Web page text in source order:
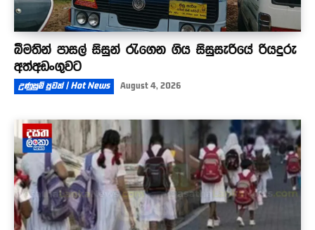
බීමතින් පාසල් සිසුන් රැගෙන ගිය සිසුසැරියේ රියදුරු
අත්අඩංගුවට
උණුසුම් පුවත් | Hot News August 4, 2026